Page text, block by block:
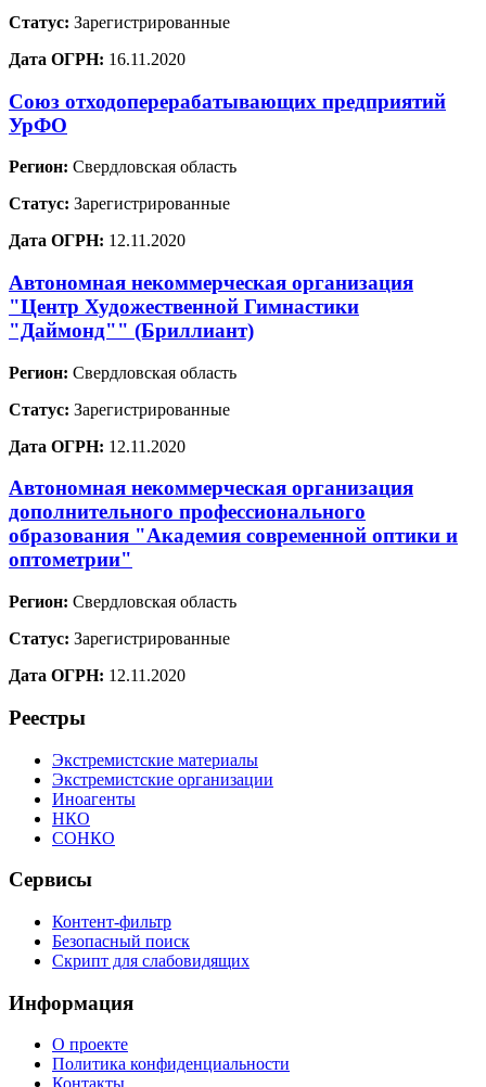
Статус: Зарегистрированные
Дата ОГРН: 16.11.2020
Союз отходоперерабатывающих предприятий
УрФО
Регион: Свердловская область
Статус: Зарегистрированные
Дата ОГРН: 12.11.2020
Автономная некоммерческая организация
"Центр Художественной Гимнастики
"Даймонд"" (Бриллиант)
Регион: Свердловская область
Статус: Зарегистрированные
Дата ОГРН: 12.11.2020
Автономная некоммерческая организация
дополнительного профессионального
образования "Академия современной оптики и
оптометрии"
Регион: Свердловская область
Статус: Зарегистрированные
Дата ОГРН: 12.11.2020
Реестры
Экстремистские материалы
Экстремистские организации
Иноагенты
НКО
СОНКО
Сервисы
Контент-фильтр
Безопасный поиск
Скрипт для слабовидящих
Информация
О проекте
Политика конфиденциальности